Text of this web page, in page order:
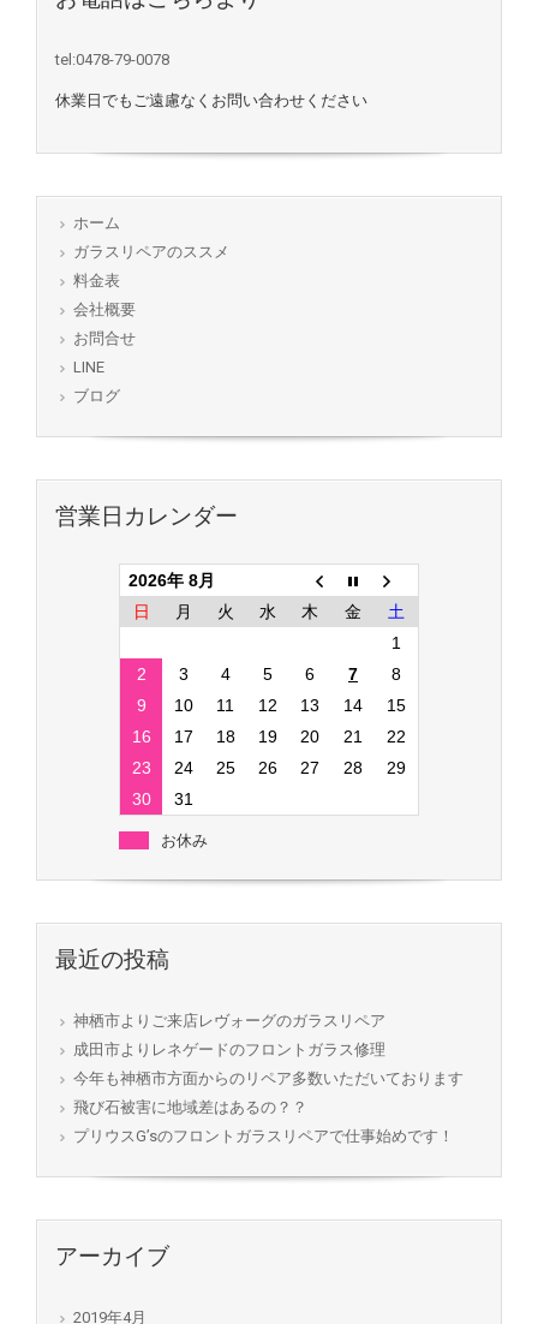
tel:0478-79-0078
休業日でもご遠慮なくお問い合わせください
ホーム
ガラスリペアのススメ
料金表
会社概要
お問合せ
LINE
ブログ
営業日カレンダー
2026年 8月
日
月 火 水 木 金
土
1
2
3 4 5 6 7
8
9
10 11 12 13 14
15
16
17 18 19 20 21
22
23
24 25 26 27 28
29
30
31
お休み
最近の投稿
神栖市よりご来店レヴォーグのガラスリペア
成田市よりレネゲードのフロントガラス修理
今年も神栖市方面からのリペア多数いただいております
飛び石被害に地域差はあるの？？
プリウスG’sのフロントガラスリペアで仕事始めです！
アーカイブ
2019年4月